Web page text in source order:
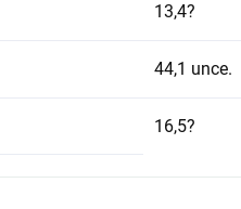
13,4?
44,1 unce.
16,5?